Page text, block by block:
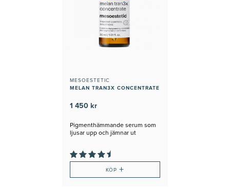
MESOESTETIC
MELAN TRAN3X CONCENTRATE
1 450 kr
Pigmenthämmande serum som
ljusar upp och jämnar ut
KÖP +